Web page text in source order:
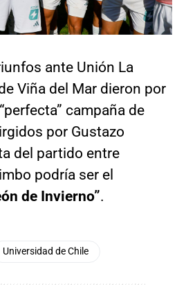
ante Unión La
Viña del Mar dieron por
campaña de
por Gustazo
del partido entre
podría ser el
de Invierno”.
Universidad de Chile